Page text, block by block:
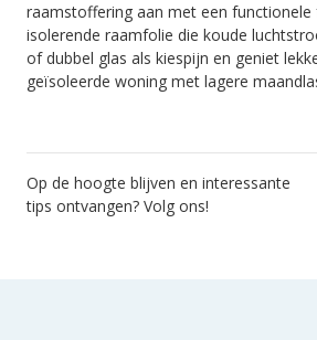
raamstoffering aan met een functionele
isolerende raamfolie die koude
of dubbel glas als kiespijn en geniet
geïsoleerde woning met lagere
Op de hoogte blijven en interessante
tips ontvangen? Volg ons!